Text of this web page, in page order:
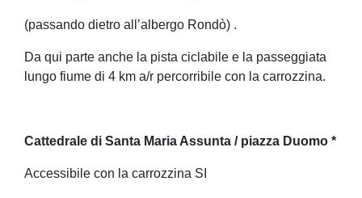
(passando dietro all’albergo Rondò) .
Da qui parte anche la pista ciclabile e la passeggiata
lungo fiume di 4 km a/r percorribile con la carrozzina.
Cattedrale di Santa Maria Assunta / piazza Duomo *
Accessibile con la carrozzina SI